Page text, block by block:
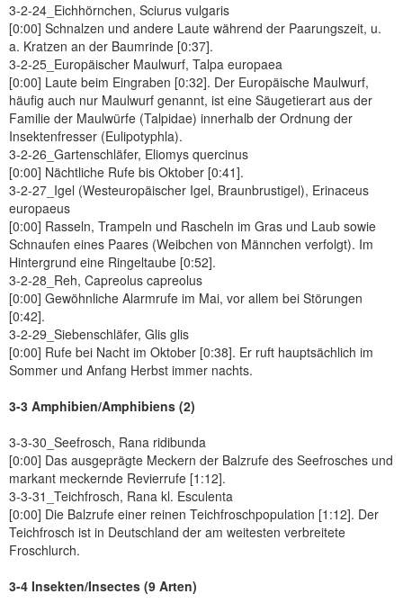
3-2-24_Eichhörnchen, Sciurus vulgaris
[0:00] Schnalzen und andere Laute während der Paarungszeit, u.
a. Kratzen an der Baumrinde [0:37].
3-2-25_Europäischer Maulwurf, Talpa europaea
[0:00] Laute beim Eingraben [0:32]. Der Europäische Maulwurf,
häufig auch nur Maulwurf genannt, ist eine Säugetierart aus der
Familie der Maulwürfe (Talpidae) innerhalb der Ordnung der
Insektenfresser (Eulipotyphla).
3-2-26_Gartenschläfer, Eliomys quercinus
[0:00] Nächtliche Rufe bis Oktober [0:41].
3-2-27_Igel (Westeuropäischer Igel, Braunbrustigel), Erinaceus
europaeus
[0:00] Rasseln, Trampeln und Rascheln im Gras und Laub sowie
Schnaufen eines Paares (Weibchen von Männchen verfolgt). Im
Hintergrund eine Ringeltaube [0:52].
3-2-28_Reh, Capreolus capreolus
[0:00] Gewöhnliche Alarmrufe im Mai, vor allem bei Störungen
[0:42].
3-2-29_Siebenschläfer, Glis glis
[0:00] Rufe bei Nacht im Oktober [0:38]. Er ruft hauptsächlich im
Sommer und Anfang Herbst immer nachts.
3-3 Amphibien/Amphibiens (2)
3-3-30_Seefrosch, Rana ridibunda
[0:00] Das ausgeprägte Meckern der Balzrufe des Seefrosches und
markant meckernde Revierrufe [1:12].
3-3-31_Teichfrosch, Rana kl. Esculenta
[0:00] Die Balzrufe einer reinen Teichfroschpopulation [1:12]. Der
Teichfrosch ist in Deutschland der am weitesten verbreitete
Froschlurch.
3-4 Insekten/Insectes (9 Arten)